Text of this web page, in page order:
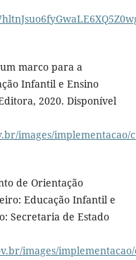
marco para a
Infantil e Ensino
2020. Disponível
images/
de Orientação
Educação Infantil e
Secretaria de Estado
images/